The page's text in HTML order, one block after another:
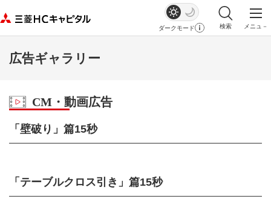
ダークモード
検索
メニュ－
広告ギャラリー
CM・動画広告
「壁破り」篇15秒
「テーブルクロス引き」篇15秒